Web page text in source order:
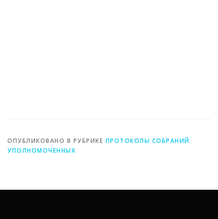
ОПУБЛИКОВАНО В РУБРИКЕ ПРОТОКОЛЫ СОБРАНИЙ
УПОЛНОМОЧЕННЫХ